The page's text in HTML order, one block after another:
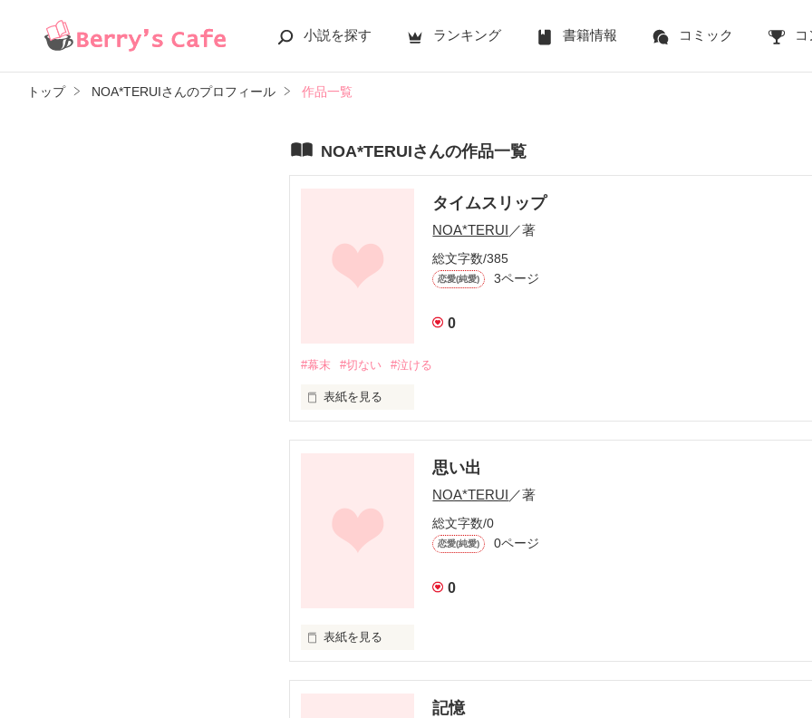
小説を探す ランキング 書籍情報 コミック コ
トップ NOA*TERUIさんのプロフィール 作品一覧
NOA*TERUIさんの作品一覧
タイムスリップ
NOA*TERUI ／著
総文字数/385
恋愛(純愛) 3ページ
0
#幕末 #切ない #泣ける
表紙を見る
ごく一般の普通の4人家族で、親にもきちんと愛されてるし、恋もそれなりにしたこと
裕福でもないけど貧乏でもない。
とくに悲しいことも、したいこともない、朝起きて学校に行って帰って寝るの繰り返し
でもそんな日常がすごく退屈でつまらなかった。
私は、君に逢って、そんなつまらない日常がとても、幸せな事で、そんな日常を夢見て
ありがとう。生きてる時代は違うけど、私は貴方が誰よりも好きだよ。
思い出
NOA*TERUI ／著
総文字数/0
恋愛(純愛) 0ページ
0
表紙を見る
記憶